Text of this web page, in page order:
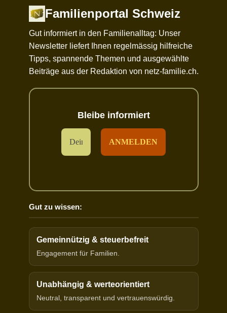
Familienportal Schweiz
Gut informiert in den Familienalltag: Unser
Newsletter liefert Ihnen regelmässig hilfreiche
Tipps, spannende Themen und ausgewählte
Beiträge aus der Redaktion von netz-familie.ch.
Bleibe informiert
Gut zu wissen:
Gemeinnützig & steuerbefreit
Engagement für Familien.
Unabhängig & werteorientiert
Neutral, transparent und vertrauenswürdig.